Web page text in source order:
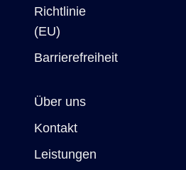
Richtlinie
(EU)
Barrierefreiheit
Über uns
Kontakt
Leistungen